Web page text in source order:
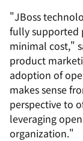
"JBoss
fully supported
minimal cost,"
product
adoption of
makes sense
perspective to
leveraging
organization."